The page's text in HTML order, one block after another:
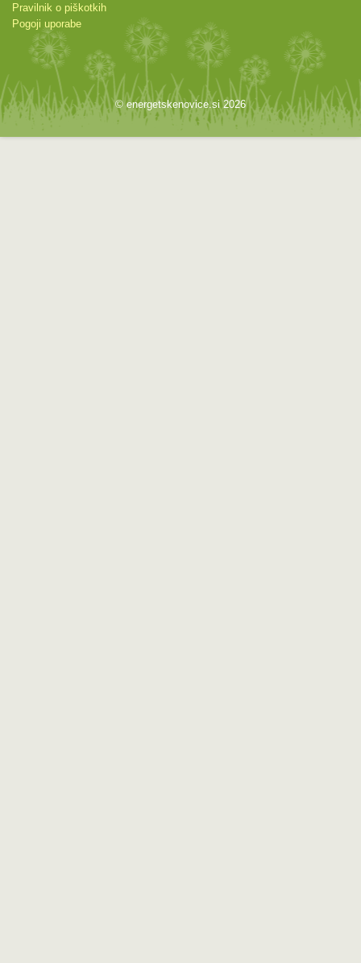
Pravilnik o piškotkih
Pogoji uporabe
© energetskenovice.si 2026